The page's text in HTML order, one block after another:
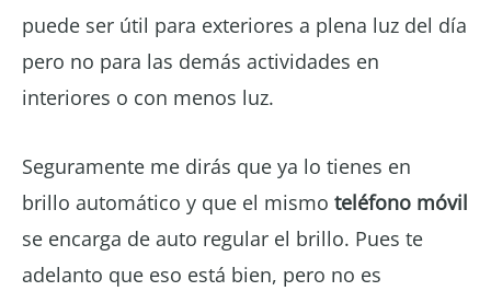
puede ser útil para exteriores a plena luz del día
pero no para las demás actividades en
interiores o con menos luz.
Seguramente me dirás que ya lo tienes en
brillo automático y que el mismo teléfono móvil
se encarga de auto regular el brillo. Pues te
adelanto que eso está bien, pero no es